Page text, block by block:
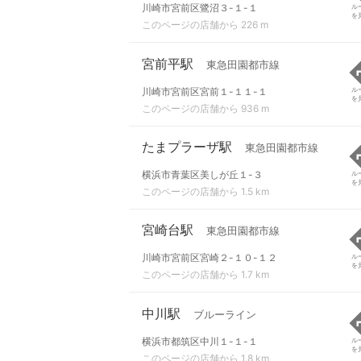
川崎市宮前区鷺沼３-１-１
このページの店舗から 226 m
ル
を
宮前平駅 東急田園都市線
川崎市宮前区宮前１-１１-１
このページの店舗から 936 m
ル
を
たまプラーザ駅 東急田園都市線
横浜市青葉区美しが丘１-３
このページの店舗から 1.5 km
ル
を
宮崎台駅 東急田園都市線
川崎市宮前区宮崎２-１０-１２
このページの店舗から 1.7 km
ル
を
中川駅 ブルーライン
横浜市都筑区中川１-１-１
このページの店舗から 1.8 km
ル
を